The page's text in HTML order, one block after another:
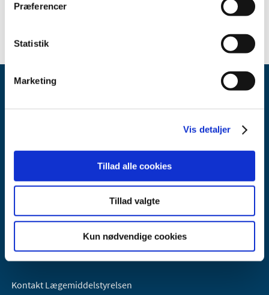
Præferencer
Statistik
Marketing
Vis detaljer
Tillad alle cookies
Tillad valgte
Kun nødvendige cookies
Lægemiddelstyrelsen
2300 København S
Lægemiddelstyrelsen er en del af
Sundheds- og Kirkeministeriet.
Kontakt Lægemiddelstyrelsen